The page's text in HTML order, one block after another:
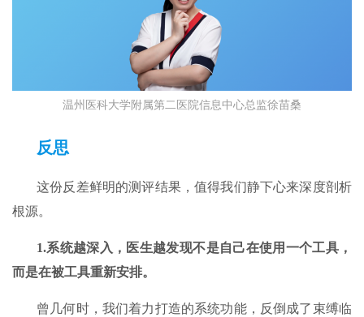
温州医科大学附属第二医院信息中心总监徐苗桑
反思
这份反差鲜明的测评结果，值得我们静下心来深度剖析
根源。
1.系统越深入，医生越发现不是自己在使用一个工具，
而是在被工具重新安排。
曾几何时，我们着力打造的系统功能，反倒成了束缚临